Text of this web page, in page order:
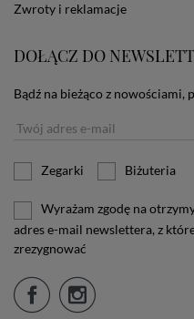
Zwroty i reklamacje
DOŁĄCZ DO
Bądź na bieżąco z
Zegarki Biżuteria
Wyrażam zgodę na
adres e-mail newslettera, z
zrezygnować